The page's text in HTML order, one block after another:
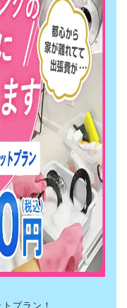
プラン！